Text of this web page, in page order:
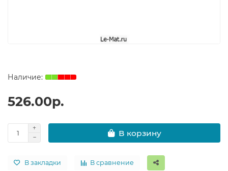
526.00р.
В корзину
В закладки В сравнение